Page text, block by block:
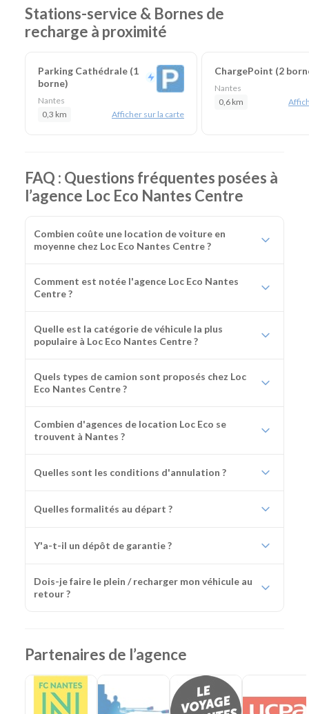
Stations-service & Bornes de
recharge à proximité
Parking Cathédrale (1
borne)
Nantes
0,3 km
Afficher sur la carte
ChargePoint (2
Nantes
0,6 km
FAQ : Questions fréquentes posées à
l’agence Loc Eco Nantes Centre
Combien coûte une location de voiture en
moyenne chez Loc Eco Nantes Centre ?
Comment est notée l'agence Loc Eco Nantes
Centre ?
Quelle est la catégorie de véhicule la plus
populaire à Loc Eco Nantes Centre ?
Quels types de camion sont proposés chez Loc
Eco Nantes Centre ?
Combien d'agences de location Loc Eco se
trouvent à Nantes ?
Quelles sont les conditions d'annulation ?
Quelles formalités au départ ?
Y'a-t-il un dépôt de garantie ?
Dois-je faire le plein / recharger mon véhicule au
retour ?
Partenaires de l’agence